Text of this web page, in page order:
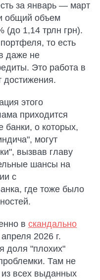
за январь — март
общий объем
(до 1,14 трлн грн).
то есть
даже не
Это работа в
достижения.
этого
приходится
банки, о которых,
могут
вызвав главу
шансы на
с
где тоже было
в скандально
2026 г.
доля "плохих"
Там не
из всех выданных